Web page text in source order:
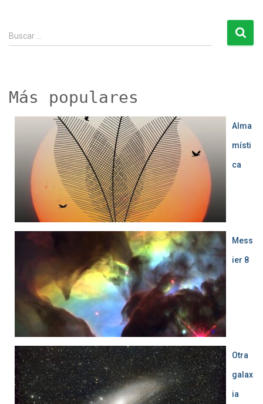
u
Buscar …
Más populares
Alma
místi
ca
Mess
ier 8
Otra
galax
ia